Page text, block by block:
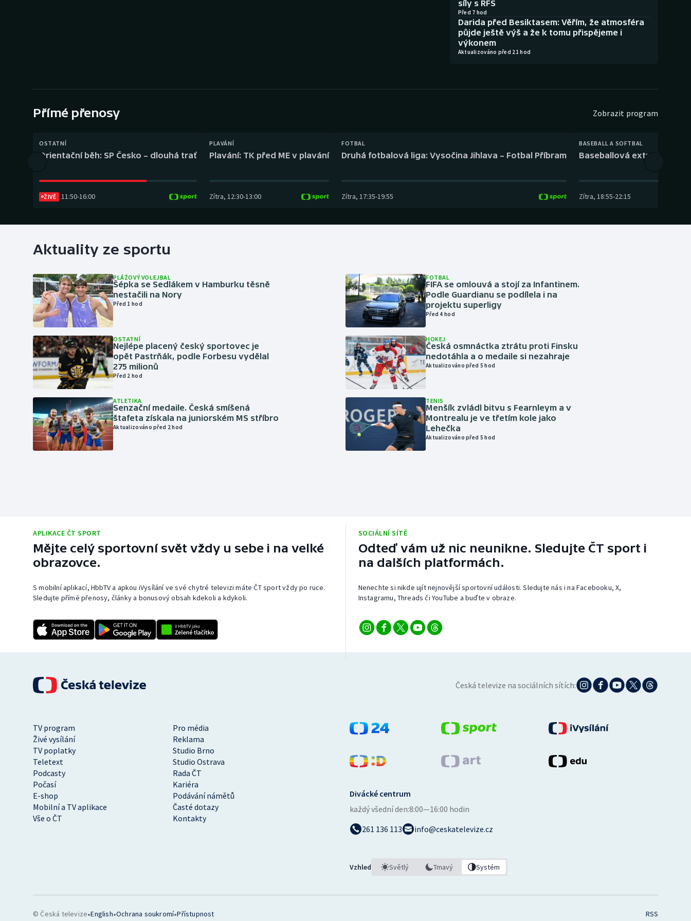
síly s RFS
Před 7 hod
Darida před Besiktasem: Věřím, že atmosféra
půjde ještě výš a že k tomu přispějeme i
výkonem
Aktualizováno před 21 hod
Přímé přenosy Zobrazit program
OSTATNÍ
Orientační běh: SP Česko – dlouhá trať
ŽIVĚ 11:50-16:00
PLAVÁNÍ
Plavání: TK před ME v plavání
Zítra, 12:30-13:00
FOTBAL
Druhá fotbalová liga: Vysočina Jihlava – Fotbal Příbram
Zítra, 17:35-19:55
BASEBALL A SOFTBAL
Baseballová extraliga:
Zítra, 18:55-22:15
Aktuality ze sportu
PLÁŽOVÝ VOLEJBAL
Šépka se Sedlákem v Hamburku těsně
nestačili na Nory
Před 1 hod
OSTATNÍ
Nejlépe placený český sportovec je
opět Pastrňák, podle Forbesu vydělal
275 milionů
Před 2 hod
ATLETIKA
Senzační medaile. Česká smíšená
štafeta získala na juniorském MS stříbro
Aktualizováno před 2 hod
FOTBAL
FIFA se omlouvá a stojí za Infantinem.
Podle Guardianu se podílela i na
projektu superligy
Před 4 hod
HOKEJ
Česká osmnáctka ztrátu proti Finsku
nedotáhla a o medaile si nezahraje
Aktualizováno před 5 hod
TENIS
Menšík zvládl bitvu s Fearnleym a v
Montrealu je ve třetím kole jako
Lehečka
Aktualizováno před 5 hod
APLIKACE ČT SPORT
Mějte celý sportovní svět vždy u sebe i na velké
obrazovce.
S mobilní aplikací, HbbTV a apkou iVysílání ve své chytré televizi máte ČT sport vždy po ruce.
Sledujte přímé přenosy, články a bonusový obsah kdekoli a kdykoli.
SOCIÁLNÍ SÍTĚ
Odteď vám už nic neunikne. Sledujte ČT sport i
na dalších platformách.
Nenechte si nikde ujít nejnovější sportovní události. Sledujte nás i na Facebooku, X,
Instagramu, Threads či YouTube a buďte v obraze.
Česká televize na sociálních sítích:
TV program
Pro média
Živé vysílání
Reklama
TV poplatky
Studio Brno
Teletext
Studio Ostrava
Podcasty
Rada ČT
Počasí
Kariéra
E-shop
Podávání námětů
Mobilní a TV aplikace
Časté dotazy
Vše o ČT
Kontakty
Divácké centrum
každý všední den:8:00—16:00 hodin
261 136 113
info@ceskatelevize.cz
Vzhled Světlý Tmavý Systém
© Česká televize•English•Ochrana soukromí•Přístupnost RSS